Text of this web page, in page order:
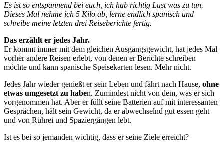
Es ist so entspannend bei euch, ich hab richtig Lust was zu tun.
Dieses Mal nehme ich 5 Kilo ab , lerne endlich spanisch und
schreibe meine letzten drei Reiseberichte fertig.
Das erzählt er jedes Jahr.
Er kommt immer mit dem gleichen Ausgangsgewicht, hat jedes Mal
vorher andere Reisen erlebt, von denen er Berichte schreiben
möchte und kann spanische Speisekarten lesen. Mehr nicht.
Jedes Jahr wieder genießt er sein Leben und fährt nach Hause, ohne
etwas umgesetzt zu haben. Zumindest nicht von dem, was er sich
vorgenommen hat. Aber er füllt seine Batterien auf mit interessanten
Gesprächen, hält sein Gewicht, da er abwechselnd gut essen geht
und von Rührei und Spaziergängen lebt.
Ist es bei so jemanden wichtig, dass er seine Ziele erreicht?